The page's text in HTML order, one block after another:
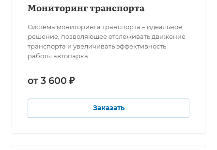
Мониторинг транспорта
Система мониторинга транспорта – идеальное
решение, позволяющее отслеживать движение
транспорта и увеличивать эффективность
работы автопарка.
от 3 600 ₽
Заказать